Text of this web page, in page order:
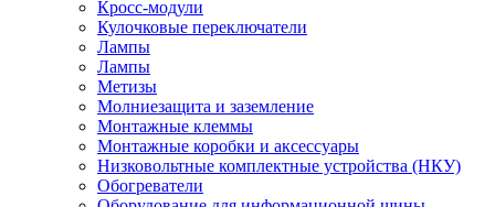
Кросс-модули
Кулочковые переключатели
Лампы
Лампы
Метизы
Молниезащита и заземление
Монтажные клеммы
Монтажные коробки и аксессуары
Низковольтные комплектные устройства (НКУ)
Обогреватели